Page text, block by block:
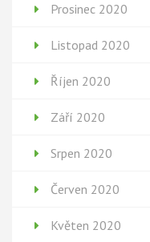
Prosinec 2020
Listopad 2020
Říjen 2020
Září 2020
Srpen 2020
Červen 2020
Květen 2020